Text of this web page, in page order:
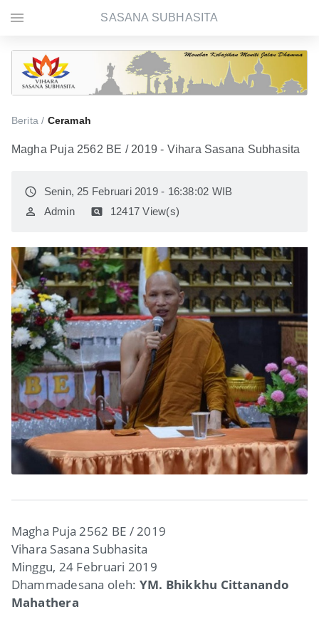
Berita / Ceramah
Magha Puja 2562 BE / 2019 - Vihara Sasana Subhasita
access_time Senin, 25 Februari 2019 - 16:38:02 WIB
perm_identity Admin pageview 12417 View(s)
Magha Puja 2562 BE / 2019
Vihara Sasana Subhasita
Minggu, 24 Februari 2019
Dhammadesana oleh: YM. Bhikkhu Cittanando
Mahathera
menu SASANA SUBHASITA